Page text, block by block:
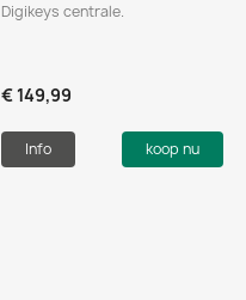
Digikeys centrale.
€ 149,99
Info koop nu